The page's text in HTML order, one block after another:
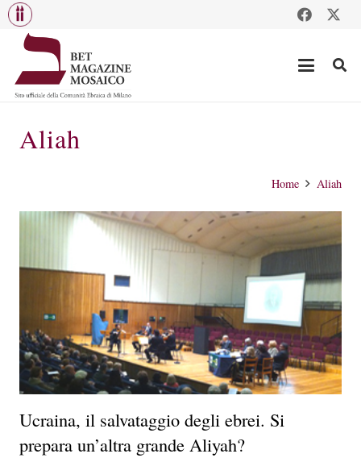
Aliah
Home Aliah
Ucraina, il salvataggio degli ebrei. Si
prepara un’altra grande Aliyah?